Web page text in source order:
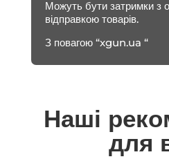
Можуть бути затримки з
відправкою товарів.
З повагою “xgun.ua “
Наші
для